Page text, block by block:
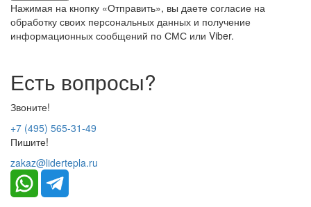
Нажимая на кнопку «Отправить», вы даете согласие на
обработку своих персональных данных и получение
информационных сообщений по СМС или Viber.
Есть вопросы?
Звоните!
+7 (495) 565-31-49
Пишите!
zakaz@lidertepla.ru